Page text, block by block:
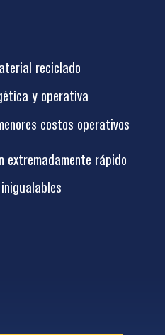
reciclado
y operativa
costos operativos
extremadamente rápido